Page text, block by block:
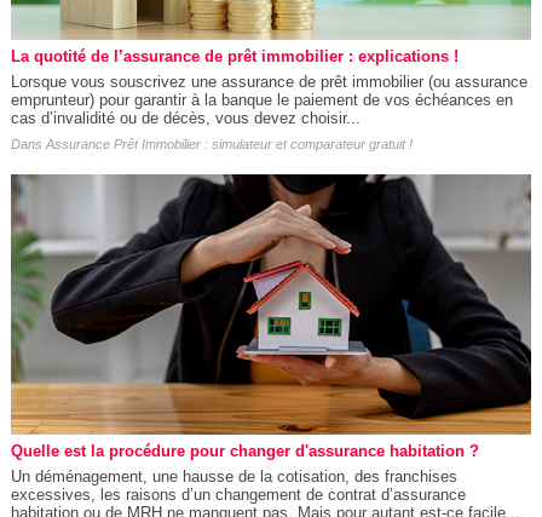
La quotité de l’assurance de prêt immobilier : explications !
Lorsque vous souscrivez une assurance de prêt immobilier (ou assurance
emprunteur) pour garantir à la banque le paiement de vos échéances en
cas d’invalidité ou de décès, vous devez choisir...
DansAssurance Prêt Immobilier : simulateur et comparateur gratuit !
Quelle est la procédure pour changer d'assurance habitation ?
Un déménagement, une hausse de la cotisation, des franchises
excessives, les raisons d’un changement de contrat d’assurance
habitation ou de MRH ne manquent pas. Mais pour autant est-ce facile...